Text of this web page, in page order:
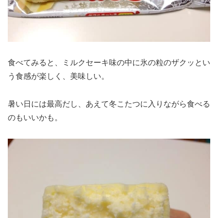
食べてみると、ミルクセーキ味の中に氷の粒のザクッとい
う食感が楽しく、美味しい。
暑い日には最高だし、あえて冬こたつに入りながら食べる
のもいいかも。